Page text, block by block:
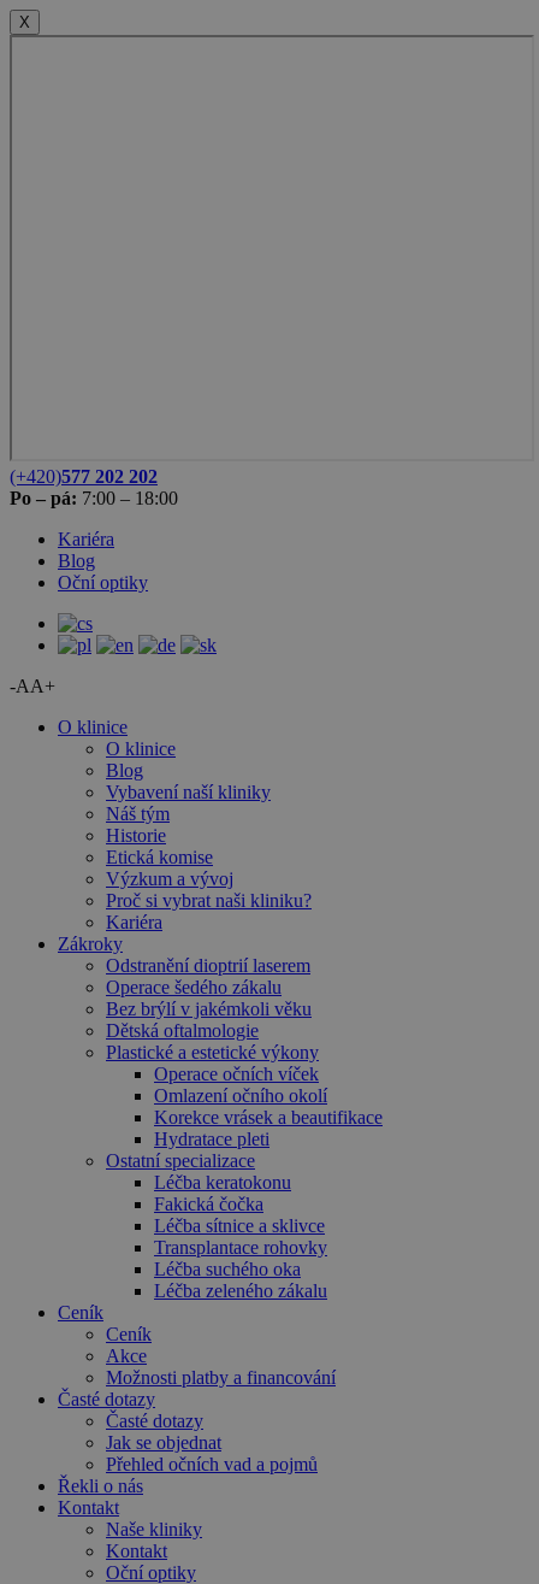
X
(+420)577 202 202
Po – pá: 7:00 – 18:00
Kariéra
Blog
Oční optiky
-AA+
O klinice
O klinice
Blog
Vybavení naší kliniky
Náš tým
Historie
Etická komise
Výzkum a vývoj
Proč si vybrat naši kliniku?
Kariéra
Zákroky
Odstranění dioptrií laserem
Operace šedého zákalu
Bez brýlí v jakémkoli věku
Dětská oftalmologie
Plastické a estetické výkony
Operace očních víček
Omlazení očního okolí
Korekce vrásek a beautifikace
Hydratace pleti
Ostatní specializace
Léčba keratokonu
Fakická čočka
Léčba sítnice a sklivce
Transplantace rohovky
Léčba suchého oka
Léčba zeleného zákalu
Ceník
Ceník
Akce
Možnosti platby a financování
Časté dotazy
Časté dotazy
Jak se objednat
Přehled očních vad a pojmů
Řekli o nás
Kontakt
Naše kliniky
Kontakt
Oční optiky